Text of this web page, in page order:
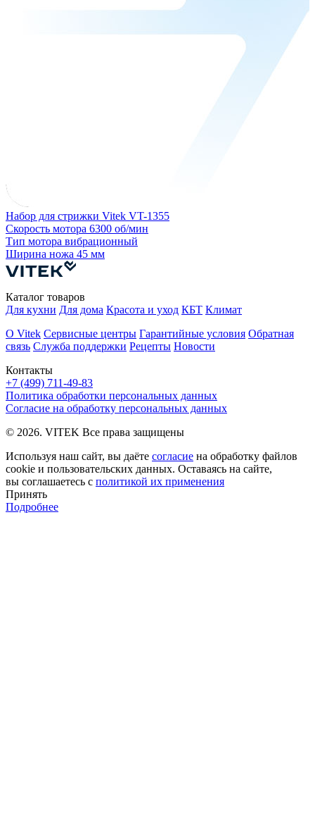
Набор для стрижки Vitek VT-1355
Скорость мотора 6300 об/мин
Тип мотора вибрационный
Ширина ножа 45 мм
Контакты
+7 (499) 711-49-83
Каталог товаров
Для кухни Для дома Красота и уход КБТ Климат
О Vitek Сервисные центры Гарантийные условия Обратная
связь Служба поддержки Рецепты Новости
Политика обработки персональных данных
Согласие на обработку персональных данных
© 2026. VITEK Все права защищены
Используя наш сайт, вы даёте согласие на обработку файлов
cookie и пользовательских данных. Оставаясь на сайте,
вы соглашаетесь с политикой их применения
Принять
Подробнее